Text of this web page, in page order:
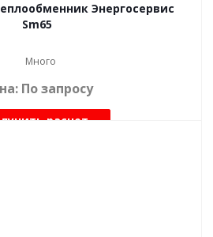
Энергосервис
Sm65
Много
По запросу
расчет